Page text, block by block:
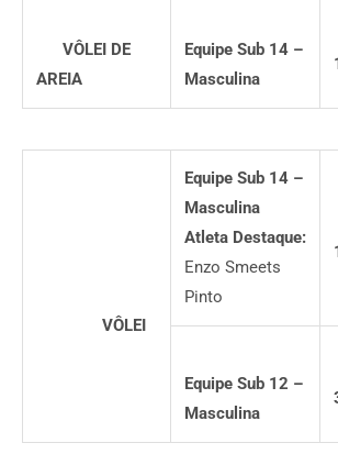
VÔLEI DE
AREIA
Equipe Sub 14 –
Masculina
1
VÔLEI
Equipe Sub 14 –
Masculina
Atleta Destaque:
Enzo Smeets
Pinto
1
Equipe Sub 12 –
Masculina